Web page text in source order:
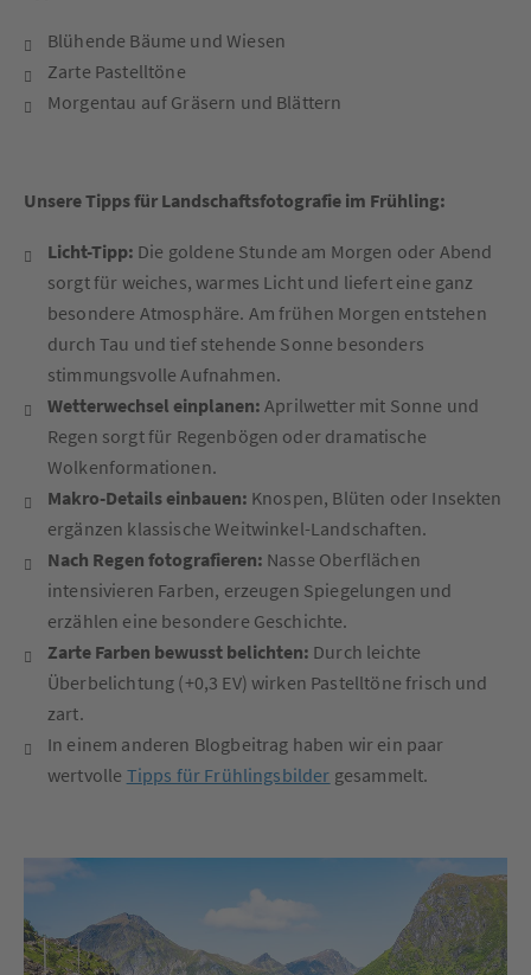
Blühende Bäume und Wiesen
Zarte Pastelltöne
Morgentau auf Gräsern und Blättern
Unsere Tipps für Landschaftsfotografie im Frühling:
Licht-Tipp: Die goldene Stunde am Morgen oder Abend
sorgt für weiches, warmes Licht und liefert eine ganz
besondere Atmosphäre. Am frühen Morgen entstehen
durch Tau und tief stehende Sonne besonders
stimmungsvolle Aufnahmen.
Wetterwechsel einplanen: Aprilwetter mit Sonne und
Regen sorgt für Regenbögen oder dramatische
Wolkenformationen.
Makro-Details einbauen: Knospen, Blüten oder Insekten
ergänzen klassische Weitwinkel-Landschaften.
Nach Regen fotografieren: Nasse Oberflächen
intensivieren Farben, erzeugen Spiegelungen und
erzählen eine besondere Geschichte.
Zarte Farben bewusst belichten: Durch leichte
Überbelichtung (+0,3 EV) wirken Pastelltöne frisch und
zart.
In einem anderen Blogbeitrag haben wir ein paar
wertvolle Tipps für Frühlingsbilder gesammelt.